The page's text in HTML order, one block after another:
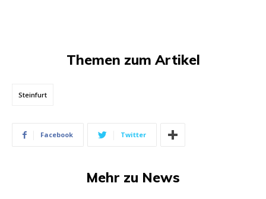
Themen zum Artikel
Steinfurt
Facebook Twitter
Mehr zu News